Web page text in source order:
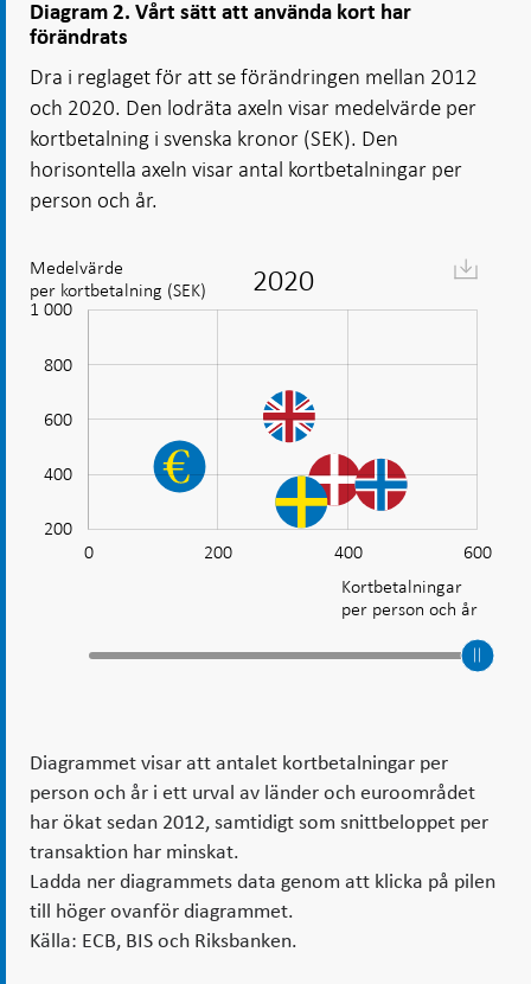
Diagram 2. Vårt sätt att använda kort har
förändrats
Dra i reglaget för att se förändringen mellan 2012
och 2020. Den lodräta axeln visar medelvärde per
kortbetalning i svenska kronor (SEK). Den
horisontella axeln visar antal kortbetalningar per
person och år.
Diagram:
Vårt
att
kort
förändrats
Medelvärde
per kortbetalning (SEK)
1 000
200
400
600
800
1 000
-400
-200
0 200 400 600
800
Kortbetalningar
per person och år
2020
Diagrammet visar att antalet kortbetalningar per
person och år i ett urval av länder och euroområdet
har ökat sedan 2012, samtidigt som snittbeloppet per
transaktion har minskat.
Ladda ner diagrammets data genom att klicka på pilen
till höger ovanför diagrammet.
Källa: ECB, BIS och Riksbanken.